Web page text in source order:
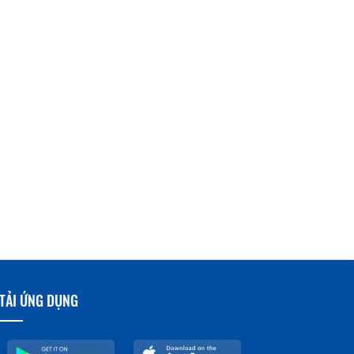
TẢI ỨNG DỤNG